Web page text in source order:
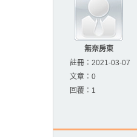
無奈房東
註冊： 2021-03-07
文章： 0
回覆： 1